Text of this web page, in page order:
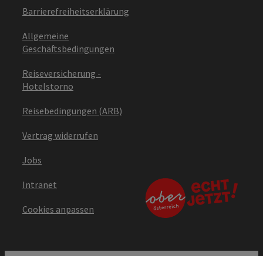
Barrierefreiheitserklärung
Allgemeine
Geschäftsbedingungen
Reiseversicherung -
Hotelstorno
Reisebedingungen (ARB)
Vertrag widerrufen
Jobs
Intranet
Cookies anpassen